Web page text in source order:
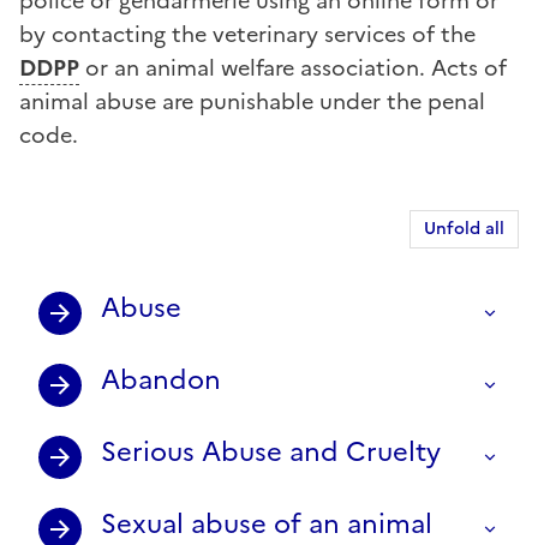
by contacting the veterinary services of the
DDPP or an animal welfare association. Acts of
animal abuse are punishable under the penal
code.
Unfold all
Abuse
Abandon
Serious Abuse and Cruelty
Sexual abuse of an animal